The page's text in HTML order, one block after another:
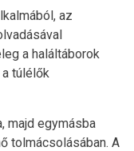
az
a haláltáborok
túlélők
majd egymásba
tolmácsolásában. A